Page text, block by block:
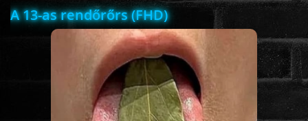
AKCIÓ
A 13-as rendőrőrs (FHD)